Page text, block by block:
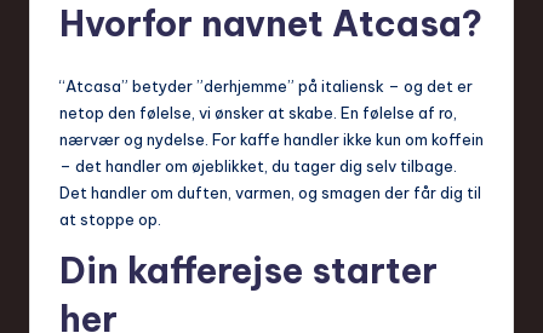
Hvorfor navnet Atcasa?
“Atcasa” betyder ”derhjemme” på italiensk – og det er
netop den følelse, vi ønsker at skabe. En følelse af ro,
nærvær og nydelse. For kaffe handler ikke kun om koffein
– det handler om øjeblikket, du tager dig selv tilbage.
Det handler om duften, varmen, og smagen der får dig til
at stoppe op.
Din kafferejse starter
her